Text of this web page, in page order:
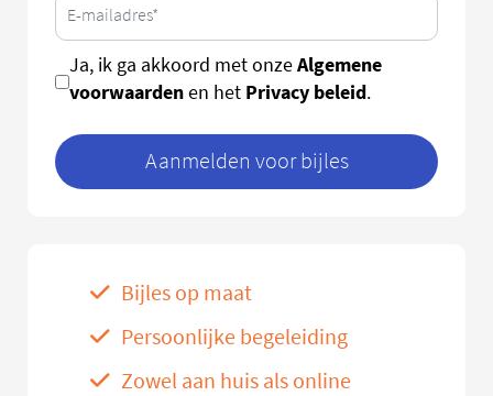
Ja, ik ga akkoord met onzeAlgemene
voorwaardenen het Privacy beleid.
Aanmelden voor bijles
Bijles op maat
Persoonlijke begeleiding
Zowel aan huis als online